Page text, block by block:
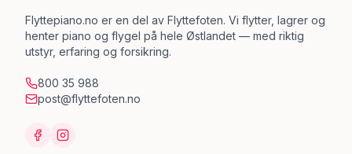
Flyttepiano.no er en del av Flyttefoten. Vi flytter, lagrer og
henter piano og flygel på hele Østlandet — med riktig
utstyr, erfaring og forsikring.
800 35 988
post@flyttefoten.no